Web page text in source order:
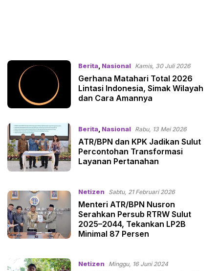
Berita, Nasional Kamis, 30 Juli 2026
Gerhana Matahari Total 2026
Lintasi Indonesia, Simak Wilayah
dan Cara Amannya
Berita, Nasional Rabu, 13 Mei 2026
ATR/BPN dan KPK Jadikan Sulut
Percontohan Transformasi
Layanan Pertanahan
Netizen Sabtu, 21 Februari 2026
Menteri ATR/BPN Nusron
Serahkan Persub RTRW Sulut
2025–2044, Tekankan LP2B
Minimal 87 Persen
Netizen Minggu, 16 Juni 2024